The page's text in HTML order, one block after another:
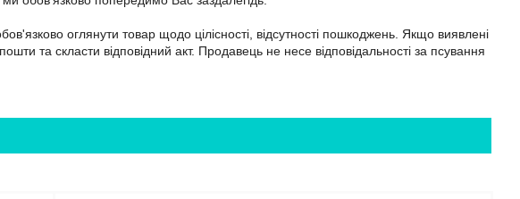
оглянути товар щодо цілісності, відсутності пошкоджень. Якщо виявлені
та скласти відповідний акт. Продавець не несе відповідальності за псування